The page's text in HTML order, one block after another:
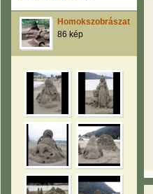
Homokszobrászat
86 kép